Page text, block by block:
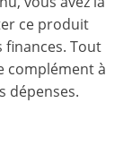
ce produit
finances. Tout
complément à
dépenses.